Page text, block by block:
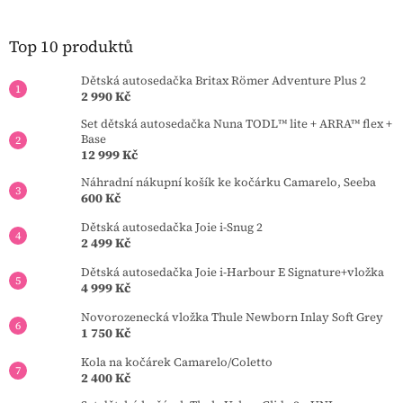
Top 10 produktů
Dětská autosedačka Britax Römer Adventure Plus 2
2 990 Kč
Set dětská autosedačka Nuna TODL™ lite + ARRA™ flex +
Base
12 999 Kč
Náhradní nákupní košík ke kočárku Camarelo, Seeba
600 Kč
Dětská autosedačka Joie i-Snug 2
2 499 Kč
Dětská autosedačka Joie i-Harbour E Signature+vložka
4 999 Kč
Novorozenecká vložka Thule Newborn Inlay Soft Grey
1 750 Kč
Kola na kočárek Camarelo/Coletto
2 400 Kč